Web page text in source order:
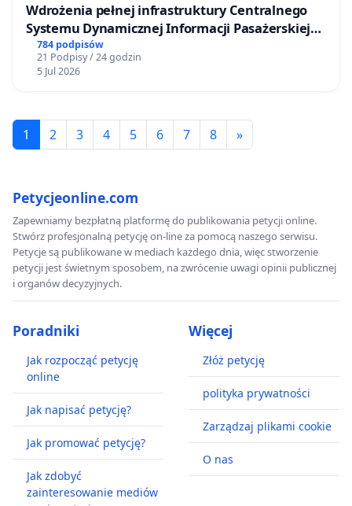
Wdrożenia pełnej infrastruktury Centralnego
Systemu Dynamicznej Informacji Pasażerskiej
(CSDiP) na stacji kolejowej w Łomży
784 podpisów
21 Podpisy / 24 godzin
5 Jul 2026
1 2 3 4 5 6 7 8 »
Petycjeonline.com
Zapewniamy bezpłatną platformę do publikowania petycji online.
Stwórz profesjonalną petycję on-line za pomocą naszego serwisu.
Petycje są publikowane w mediach każdego dnia, więc stworzenie
petycji jest świetnym sposobem, na zwrócenie uwagi opinii publicznej
i organów decyzyjnych.
Poradniki
Jak rozpocząć petycję
online
Jak napisać petycję?
Jak promować petycję?
Jak zdobyć
zainteresowanie mediów
Więcej
Złóż petycję
polityka prywatności
Zarządzaj plikami cookie
O nas